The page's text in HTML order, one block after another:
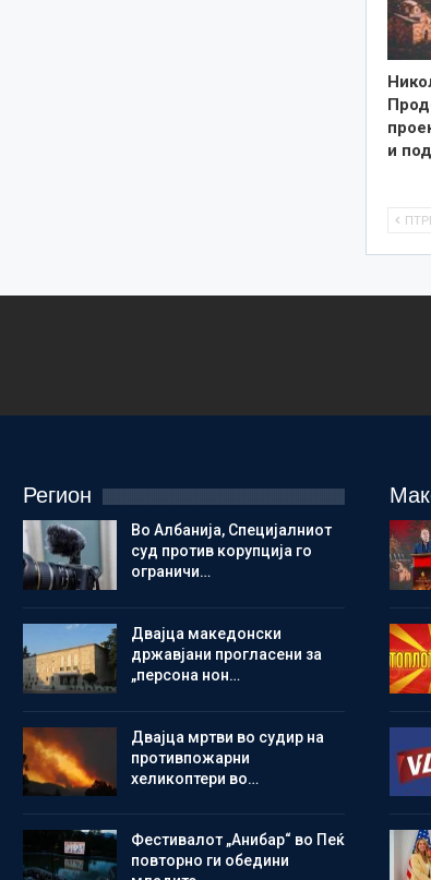
и
Регион
Во Албанија, Специјалниот
суд против корупција го
ограничи…
Двајца македонски
државјани прогласени за
„персона нон…
Двајца мртви во судир на
противпожарни
хеликоптери во…
Фестивалот „Анибар“ во Пеќ
повторно ги обедини